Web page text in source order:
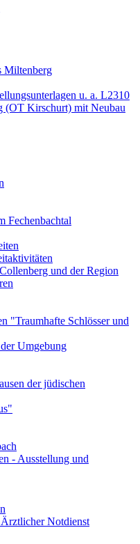
Miltenberg
u. a. L2310
(OT Kirschurt) mit Neubau
Fechenbachtal
und der Region
"Traumhafte Schlösser und
Umgebung
der jüdischen
- Ausstellung und
Notdienst